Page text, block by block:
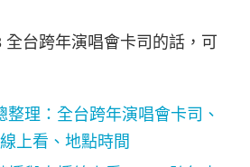
台跨年演唱會卡司的話，可
整理：全台跨年演唱會卡司、
上看、地點時間